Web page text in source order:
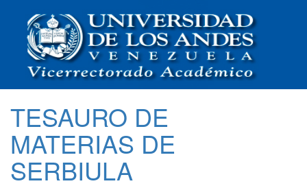
TESAURO DE
MATERIAS DE
SERBIULA